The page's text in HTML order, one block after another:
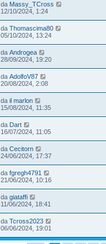
da Massy_TCross
12/10/2024, 1:24
da Thomascima80
05/10/2024, 13:24
da Androgea
28/09/2024, 19:20
da AdolfoV87
20/08/2024, 2:08
da il marlon
15/08/2024, 11:35
da Dart
16/07/2024, 11:05
da Cecitorn
24/06/2024, 17:37
da fgregh4791
21/06/2024, 10:16
da giataffi
11/06/2024, 18:41
da Tcross2023
06/06/2024, 19:01